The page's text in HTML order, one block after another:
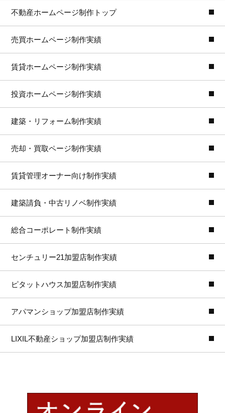
不動産ホームページ制作トップ
売買ホームページ制作実績
賃貸ホームページ制作実績
投資ホームページ制作実績
建築・リフォーム制作実績
売却・買取ページ制作実績
賃貸管理オーナー向け制作実績
建築請負・中古リノベ制作実績
総合コーポレート制作実績
センチュリー21加盟店制作実績
ピタットハウス加盟店制作実績
アパマンショップ加盟店制作実績
LIXIL不動産ショップ加盟店制作実績